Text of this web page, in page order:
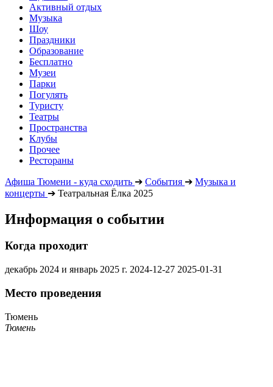
Активный отдых
Музыка
Шоу
Праздники
Образование
Бесплатно
Музеи
Парки
Погулять
Туристу
Театры
Пространства
Клубы
Прочее
Рестораны
Афиша Тюмени - куда сходить ➔ События ➔ Музыка и
концерты ➔ Театральная Ёлка 2025
Информация о событии
Когда проходит
декабрь 2024 и январь 2025 г. 2024-12-27 2025-01-31
Место проведения
Тюмень
Тюмень